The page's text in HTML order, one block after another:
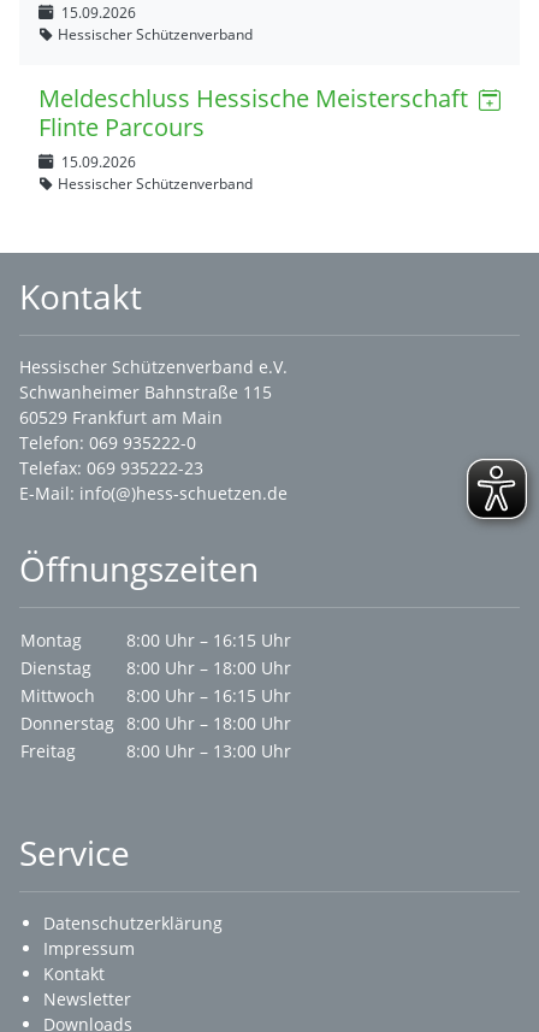
15.09.2026
Hessischer Schützenverband
Meldeschluss Hessische Meisterschaft
Flinte Parcours
15.09.2026
Hessischer Schützenverband
Kontakt
Hessischer Schützenverband e.V.
Schwanheimer Bahnstraße 115
60529 Frankfurt am Main
Telefon: 069 935222-0
Telefax: 069 935222-23
E-Mail: info(@)hess-schuetzen.de
Öffnungszeiten
Montag
8:00 Uhr – 16:15 Uhr
Dienstag
8:00 Uhr – 18:00 Uhr
Mittwoch
8:00 Uhr – 16:15 Uhr
Donnerstag 8:00 Uhr – 18:00 Uhr
Freitag
8:00 Uhr – 13:00 Uhr
Service
Datenschutzerklärung
Impressum
Kontakt
Newsletter
Downloads